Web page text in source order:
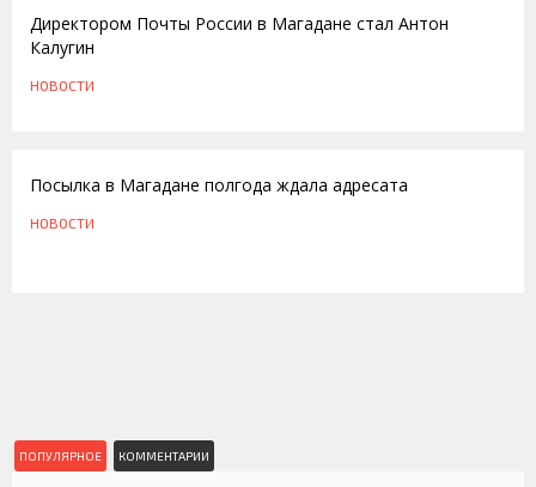
Директором Почты России в Магадане стал Антон
Калугин
НОВОСТИ
Посылка в Магадане полгода ждала адресата
НОВОСТИ
ПОПУЛЯРНОЕ КОММЕНТАРИИ